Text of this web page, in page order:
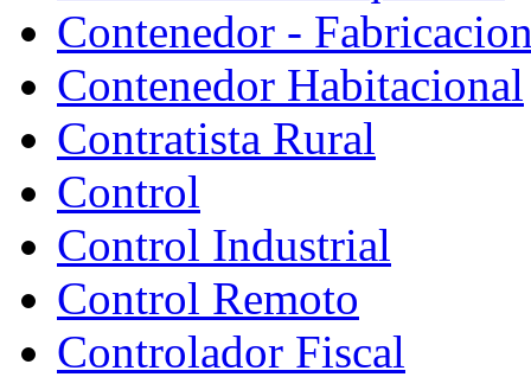
Contenedor -
Contenedor Habitacional
Contratista Rural
Control
Control Industrial
Control Remoto
Controlador Fiscal